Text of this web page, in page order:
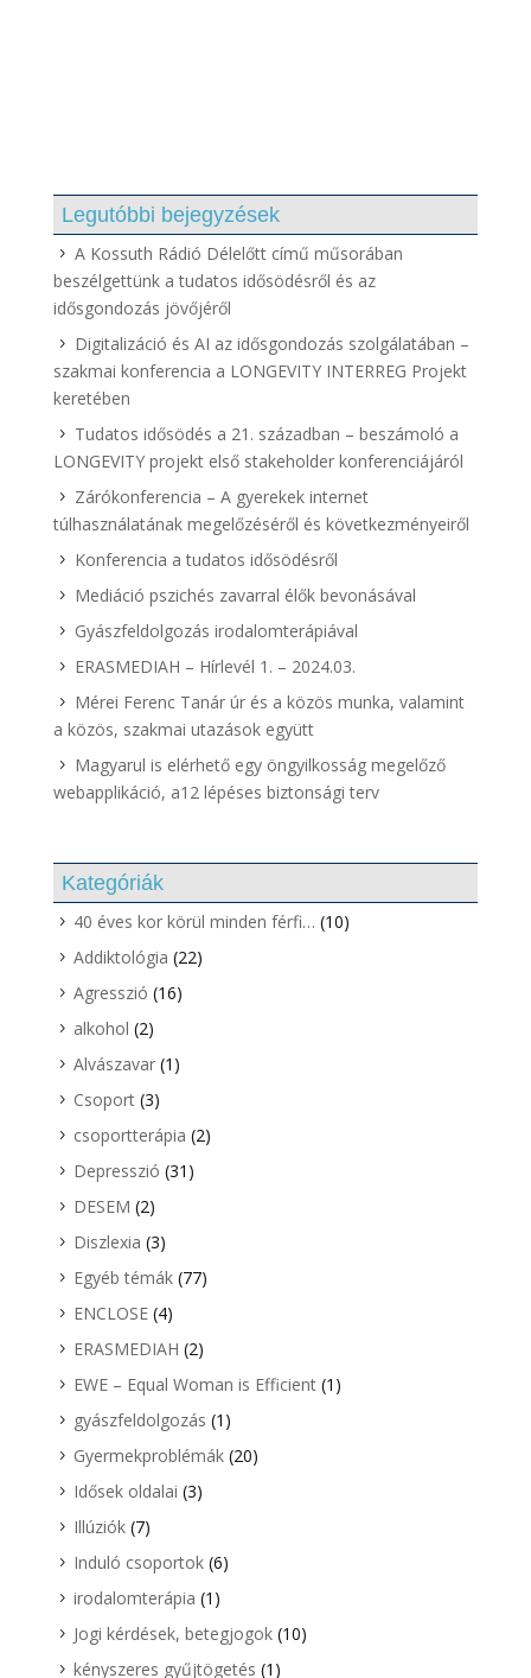
Legutóbbi bejegyzések
A Kossuth Rádió Délelőtt című műsorában
beszélgettünk a tudatos idősödésről és az
idősgondozás jövőjéről
Digitalizáció és AI az idősgondozás szolgálatában –
szakmai konferencia a LONGEVITY INTERREG Projekt
keretében
Tudatos idősödés a 21. században – beszámoló a
LONGEVITY projekt első stakeholder konferenciájáról
Zárókonferencia – A gyerekek internet
túlhasználatának megelőzéséről és következményeiről
Konferencia a tudatos idősödésről
Mediáció pszichés zavarral élők bevonásával
Gyászfeldolgozás irodalomterápiával
ERASMEDIAH – Hírlevél 1. – 2024.03.
Mérei Ferenc Tanár úr és a közös munka, valamint
a közös, szakmai utazások együtt
Magyarul is elérhető egy öngyilkosság megelőző
webapplikáció, a12 lépéses biztonsági terv
Kategóriák
40 éves kor körül minden férfi… (10)
Addiktológia (22)
Agresszió (16)
alkohol (2)
Alvászavar(1)
Csoport(3)
csoportterápia (2)
Depresszió (31)
DESEM (2)
Diszlexia (3)
Egyéb témák(77)
ENCLOSE(4)
ERASMEDIAH (2)
EWE – Equal Woman is Efficient(1)
gyászfeldolgozás (1)
Gyermekproblémák(20)
Idősek oldalai (3)
Illúziók(7)
Induló csoportok(6)
irodalomterápia (1)
Jogi kérdések, betegjogok(10)
kényszeres gyűjtögetés (1)